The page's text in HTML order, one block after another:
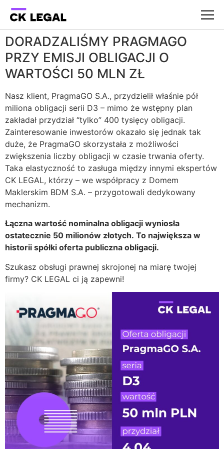
DORADZALIŚMY PRAGMAGO
PRZY EMISJI OBLIGACJI O
WARTOŚCI 50 MLN ZŁ
Nasz klient, PragmaGO S.A., przydzielił właśnie pół
miliona obligacji serii D3 – mimo że wstępny plan
zakładał przydział “tylko” 400 tysięcy obligacji.
Zainteresowanie inwestorów okazało się jednak tak
duże, że PragmaGO skorzystała z możliwości
zwiększenia liczby obligacji w czasie trwania oferty.
Taka elastyczność to zasługa między innymi ekspertów
CK LEGAL, którzy – we współpracy z Domem
Maklerskim BDM S.A. – przygotowali dedykowany
mechanizm.
Łączna wartość nominalna obligacji wyniosła
ostatecznie 50 milionów złotych. To największa w
historii spółki oferta publiczna obligacji.
Szukasz obsługi prawnej skrojonej na miarę twojej
firmy? CK LEGAL ci ją zapewni!